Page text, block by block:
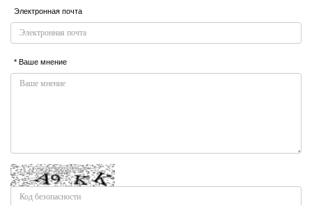
Электронная почта
* Ваше мнение